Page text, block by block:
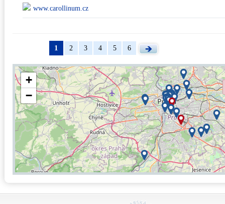
www.carollinum.cz
1 2 3 4 5 6
+
−